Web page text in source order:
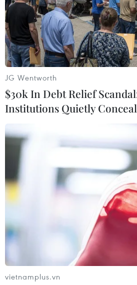
#Chống bạo lực và xâm hại trẻ em
#Phát triển toàn diện trẻ em
#Tăng cường hợp tác liên ngành
#Giảm thiểu lao động trẻ em nông
#Cam kết quốc tế về quyền trẻ em
#Bảo vệ trẻ em trên môi trường mạng
JG Wentworth
$30k In Debt Relief
Institutions Quietly Conceal
vietnamplus.vn